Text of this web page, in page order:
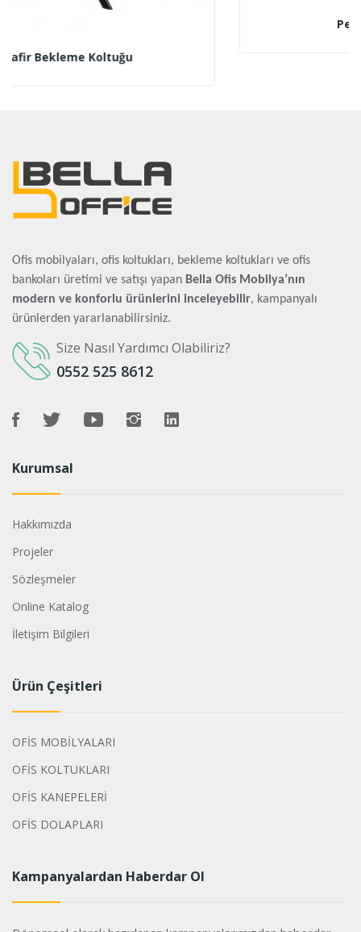
Ofis mobilyaları, ofis koltukları, bekleme koltukları ve ofis
bankoları üretimi ve satışı yapan Bella Ofis Mobilya’nın
modern ve konforlu ürünlerini inceleyebilir, kampanyalı
ürünlerden yararlanabilirsiniz.
Size Nasıl Yardımcı Olabiliriz?
0552 525 8612
Kurumsal
Hakkımızda
Projeler
Sözleşmeler
Online Katalog
İletişim Bilgileri
Ürün Çeşitleri
OFİS MOBİLYALARI
OFİS KOLTUKLARI
OFİS KANEPELERİ
OFİS DOLAPLARI
Kampanyalardan Haberdar Ol